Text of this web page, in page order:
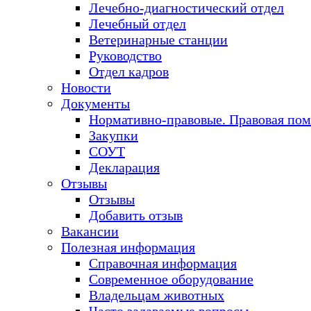
Лечебно-диагностический отдел
Лечебный отдел
Ветеринарные станции
Руководство
Отдел кадров
Новости
Документы
Нормативно-правовые. Правовая
Закупки
СОУТ
Декларация
Отзывы
Отзывы
Добавить отзыв
Вакансии
Полезная информация
Справочная информация
Современное оборудование
Владельцам животных